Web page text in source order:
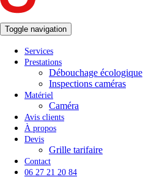
Toggle navigation
Services
Prestations
Débouchage écologique
Inspections caméras
Matériel
Caméra
Avis clients
À propos
Devis
Grille tarifaire
Contact
06 27 21 20 84